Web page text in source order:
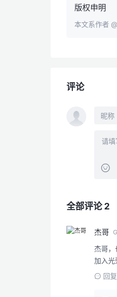
版权申明
本文系作者
评论
全部评论 2
杰哥
杰哥，
加入光
回复